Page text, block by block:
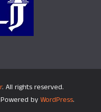
. All rights reserved.
by WordPress.